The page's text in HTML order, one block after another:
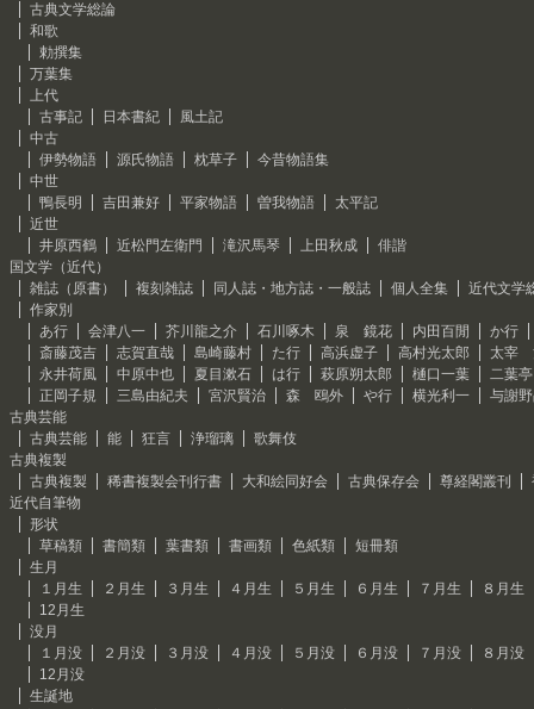
古典文学総論
和歌
勅撰集
万葉集
上代
古事記
日本書紀
風土記
中古
伊勢物語
源氏物語 枕草子
今昔物語集
中世
鴨長明
吉田兼好 平家物語 曽我物語
太平記
近世
井原西鶴
近松門左衛門 滝沢馬琴 上田秋成
俳諧
国文学（近代）
雑誌（原書）
複刻雑誌 同人誌・地方誌・一般誌 個人全集
近代文学
作家別
あ行
会津八一 芥川龍之介 石川啄木 泉 鏡花 内田百閒
か行
斎藤茂吉
志賀直哉 島崎藤村 た行 高浜虚子 高村光太郎
太宰
永井荷風
中原中也 夏目漱石 は行 萩原朔太郎 樋口一葉
二葉
正岡子規
三島由紀夫 宮沢賢治 森 鴎外 や行 横光利一
与謝
古典芸能
古典芸能
能 狂言 浄瑠璃
歌舞伎
古典複製
古典複製
稀書複製会刊行書 大和絵同好会 古典保存会 尊経閣叢刊
近代自筆物
形状
草稿類
書簡類 葉書類 書画類 色紙類
短冊類
生月
１月生
２月生 ３月生 ４月生 ５月生 ６月生 ７月生
８月生
12月生
没月
１月没
２月没 ３月没 ４月没 ５月没 ６月没 ７月没
８月没
12月没
生誕地